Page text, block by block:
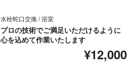
水栓蛇口交換 / 浴室
プロの技術でご満足いただけるように
心を込めて作業いたします
¥12,000